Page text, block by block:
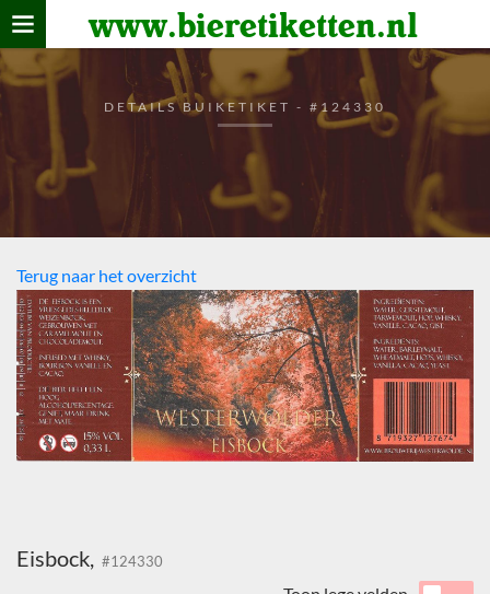
www.bieretiketten.nl
Home
verzamelen
De bierkaart
Bezoekers
DETAILS BUIKETIKET - #124330
Terug naar het overzicht
Eisbock, #124330